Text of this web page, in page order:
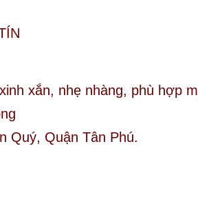
xắn, nhẹ nhàng, phù hợp
Quý, Quận Tân Phú.